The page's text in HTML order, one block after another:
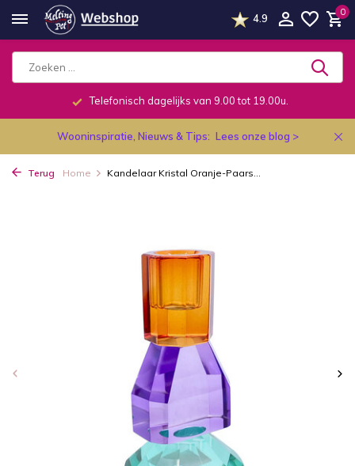
4.9
0
Telefonisch dagelijks van 9.00 tot 19.00u.
Wooninspiratie, Nieuws & Tips: Lees onze blog >
Terug Home Kandelaar Kristal Oranje-Paars...